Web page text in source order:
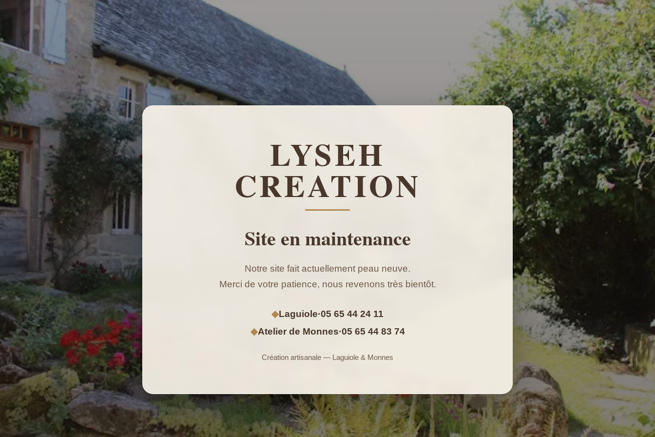
LYSEH
CREATION
Site en maintenance
Notre site fait actuellement peau neuve.
Merci de votre patience, nous revenons très bientôt.
◆Laguiole·05 65 44 24 11
◆Atelier de Monnes·05 65 44 83 74
Création artisanale — Laguiole & Monnes